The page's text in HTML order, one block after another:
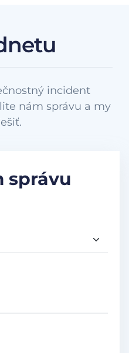
incident
nám správu a my
správu